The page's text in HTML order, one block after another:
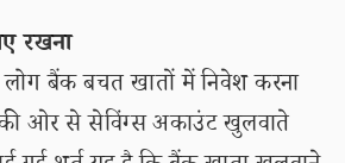
रखना
बैंक बचत खातों में निवेश करना
ओर से सेविंग्स अकाउंट खुलवाते